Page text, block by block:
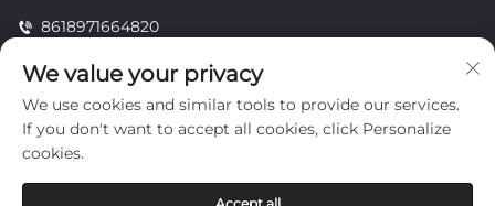
8618971664820
[email protected]
We value your privacy
We use cookies and similar tools to provide our services.
If you don't want to accept all cookies, click Personalize
cookies.